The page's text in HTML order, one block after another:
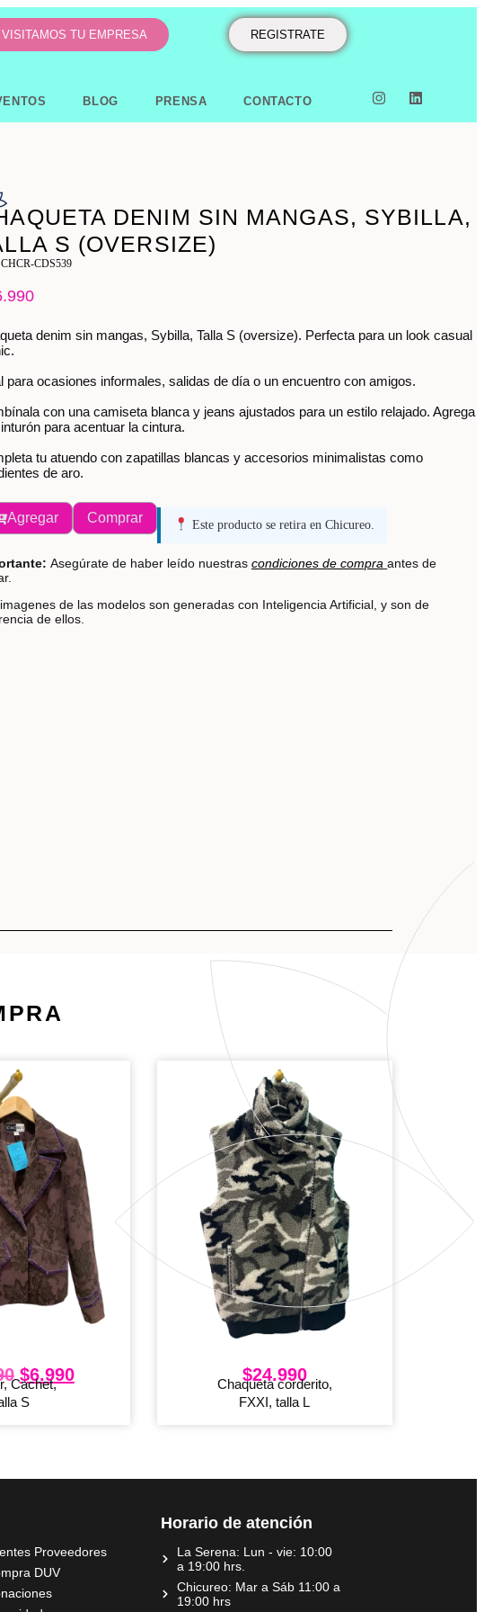
VISITAMOS TU EMPRESA REGISTRATE
BLOG PRENSA CONTACTO
DENIM SIN MANGAS, SYBILLA,
S (OVERSIZE)
CHCR-CDS539
denim sin mangas, Sybilla, Talla S (oversize). Perfecta para un look casual
para ocasiones informales, salidas de día o un encuentro con amigos.
con una camiseta blanca y jeans ajustados para un estilo relajado. Agrega
para acentuar la cintura.
tu atuendo con zapatillas blancas y accesorios minimalistas como
de aro.
Agregar Comprar Este producto se retira en Chicureo.
Asegúrate de haber leído nuestrascondiciones de compra antes de
de las modelos son generadas con Inteligencia Artificial, y son de
de ellos.
$6.990
Cachet,
S
$24.990
Chaqueta corderito,
FXXI, talla L
Proveedores
DUV
Horario de atención
La Serena: Lun - vie: 10:00
a 19:00 hrs.
Chicureo: Mar a Sáb 11:00 a
19:00 hrs